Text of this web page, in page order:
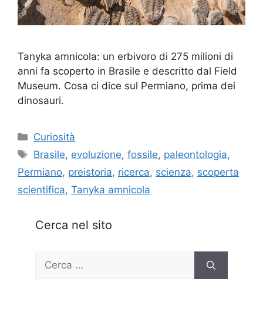
Tanyka amnicola: un erbivoro di 275 milioni di
anni fa scoperto in Brasile e descritto dal Field
Museum. Cosa ci dice sul Permiano, prima dei
dinosauri.
Categorie
Curiosità
Tag
Brasile, evoluzione,fossile, paleontologia,
Permiano, preistoria, ricerca, scienza, scoperta
scientifica, Tanyka amnicola
Cerca nel sito
Ricerca